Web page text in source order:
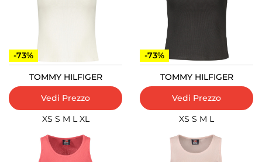
-73%
TOMMY HILFIGER
Vedi Prezzo
XS S M L XL
-73%
TOMMY HILFIGER
Vedi Prezzo
XS S M L